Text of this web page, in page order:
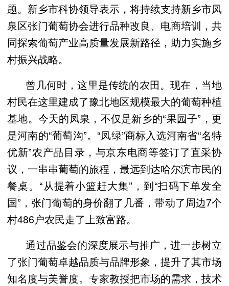
题。新乡市科协领导表示，将持续支持新乡市凤
泉区张门葡萄协会进行品种改良、电商培训，共
同探索葡萄产业高质量发展新路径，助力实施乡
村振兴战略。
曾几何时，这里是传统的农田。现在，当地
村民在这里建成了豫北地区规模最大的葡萄种植
基地。今天的凤泉，不仅是新乡的“果园子”，更
是河南的“葡萄沟”。“凤绿”商标入选河南省“名特
优新”农产品目录，与京东电商等签订了直采协
议，一串串葡萄的旅程，最远到达哈尔滨市民的
餐桌。“从提着小篮赶大集”，到“扫码下单发全
国”，张门葡萄的身价翻了几番，带动了周边7个
村486户农民走了上致富路。
通过品鉴会的深度展示与推广，进一步树立
了张门葡萄卓越品质与品牌形象，提升了其市场
知名度与美誉度。专家教授把市场的需求，技术